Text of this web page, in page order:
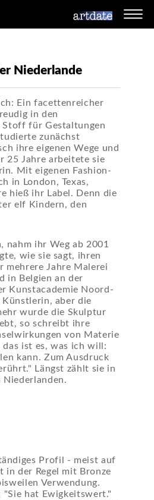
Niederlande
Ein facettenreicher
in den
für Gestaltungen
zunächst
ihre eigenen Wege und
25 Jahre arbeitete sie
Mit eigenen Fashion-
in London, Texas,
hieß ihr Label. Denn die
elf Kindern, den
nahm ihr Weg ab 2001
wie sie sagt, ihren
mehrere Jahre Malerei
in Belgien an der
Kunstacademie Noord-
aber die
wurde die Skulptur
so schreibt ihre
von Materie
das ist es, was ich will:
kann. Zum Ausdruck
Längst zählt sie in
Niederlanden.
Profil - meist auf
der Regel mit Bronze
Verwendung.
hat Ewigkeitswert."